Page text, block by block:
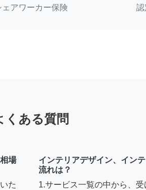
ェアワーカー保険
くある質問
場
た
インテリアデザイン、イン
流れは？
1.サービス一覧の中から、